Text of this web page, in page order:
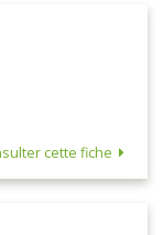
cette fiche